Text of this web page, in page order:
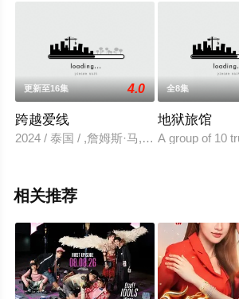
更新至16集 4.0
跨越爱线
2024 / 泰国 / ,詹姆斯·马,娜塔妮查·纳瓦塔
全8集
地狱旅馆
A group of 10
相关推荐